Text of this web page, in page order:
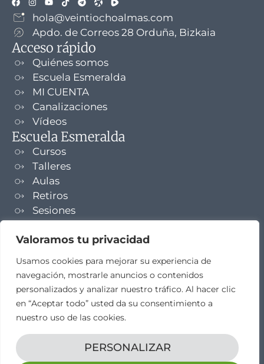
Valoramos tu privacidad
Usamos cookies para mejorar su experiencia de
navegación, mostrarle anuncios o contenidos
personalizados y analizar nuestro tráfico. Al hacer clic
en “Aceptar todo” usted da su consentimiento a
nuestro uso de las cookies.
PERSONALIZAR
hola@veintiochoalmas.com
Apdo. de Correos 28 Orduña, Bizkaia
Acceso rápido
Quiénes somos
Escuela Esmeralda
MI CUENTA
Canalizaciones
Vídeos
Escuela Esmeralda
Cursos
Talleres
Aulas
Retiros
Sesiones
NEWSLETTER
TELEGRAM
Aviso legal